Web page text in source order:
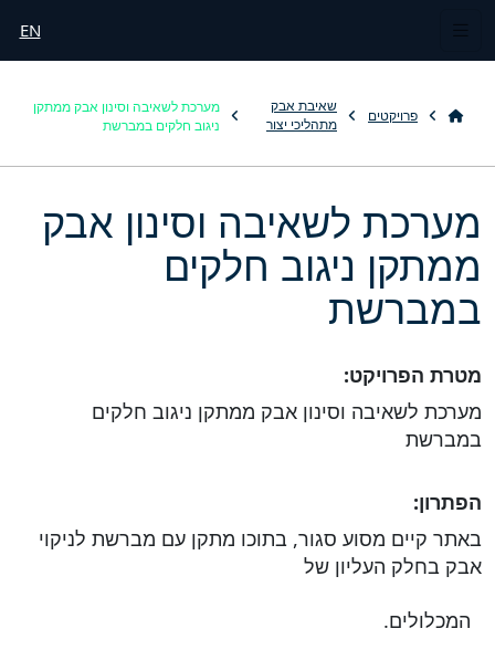
EN
פרויקטים
שאיבת אבק
מתהליכי יצור
מערכת לשאיבה וסינון אבק ממתקן
ניגוב חלקים במברשת
מערכת לשאיבה וסינון אבק
ממתקן ניגוב חלקים
במברשת
מטרת הפרויקט:
מערכת לשאיבה וסינון אבק ממתקן ניגוב חלקים
במברשת
הפתרון:
באתר קיים מסוע סגור, בתוכו מתקן עם מברשת לניקוי
אבק בחלק העליון של
המכלולים.